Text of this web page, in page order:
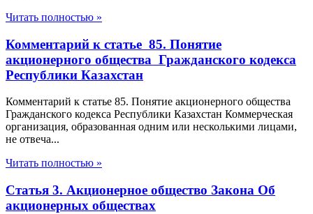
Читать полностью »
Комментарий к статье 85. Понятие
акционерного общества Гражданского кодекса
Республики Казахстан
Комментарий к статье 85. Понятие акционерного общества
Гражданского кодекса Республики Казахстан Коммерческая
организация, образованная одним или несколькими лицами,
не отвеча...
Читать полностью »
Статья 3. Акционерное общество Закона Об
акционерных обществах